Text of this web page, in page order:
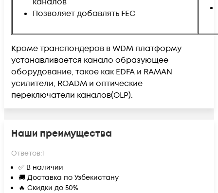
Позволяет добавлять FEC
Кроме транспондеров в WDM платформу
устанавливается канало образующее
оборудование, такое как EDFA и RAMAN
усилители, ROADM и оптические
переключатели каналов(OLP).
Наши преимущества
Ответов:1
✅ В наличии
🚚 Доставка по Узбекистану
🔥 Скидки до 50%